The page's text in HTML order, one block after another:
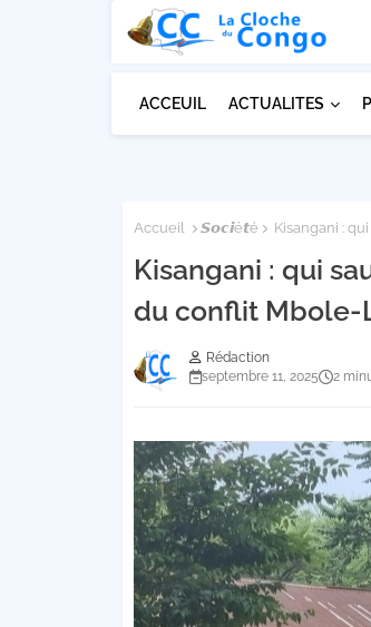
ACCEUIL ACTUALITES
Accueil 𝙎𝙤𝙘𝙞é𝙩é Kisangani :
Kisangani : qui
du conflit Mbole-
Rédaction
septembre 11, 2025
2